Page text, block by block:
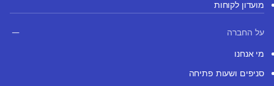
מועדון לקוחות
על החברה
מי אנחנו
סניפים ושעות פתיחה